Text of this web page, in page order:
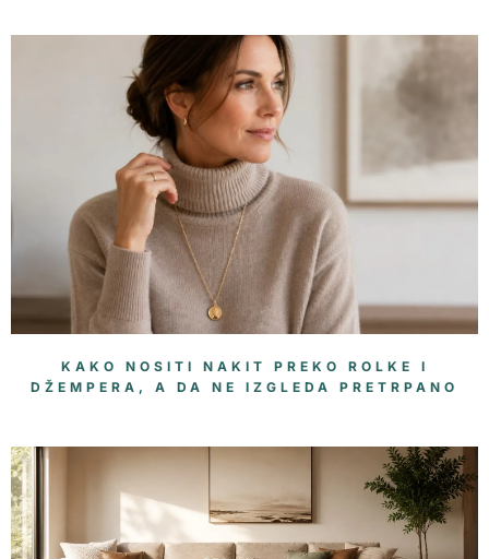
KAKO NOSITI NAKIT PREKO ROLKE I
DŽEMPERA, A DA NE IZGLEDA PRETRPANO